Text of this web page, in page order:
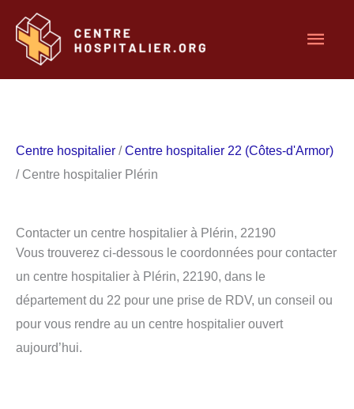
contenu
Centre hospitalier /Centre hospitalier 22 (Côtes-d'Armor)
/ Centre hospitalier Plérin
Contacter un centre hospitalier à Plérin, 22190
Vous trouverez ci-dessous le coordonnées pour contacter
un centre hospitalier à Plérin, 22190, dans le
département du 22 pour une prise de RDV, un conseil ou
pour vous rendre au un centre hospitalier ouvert
aujourd’hui.